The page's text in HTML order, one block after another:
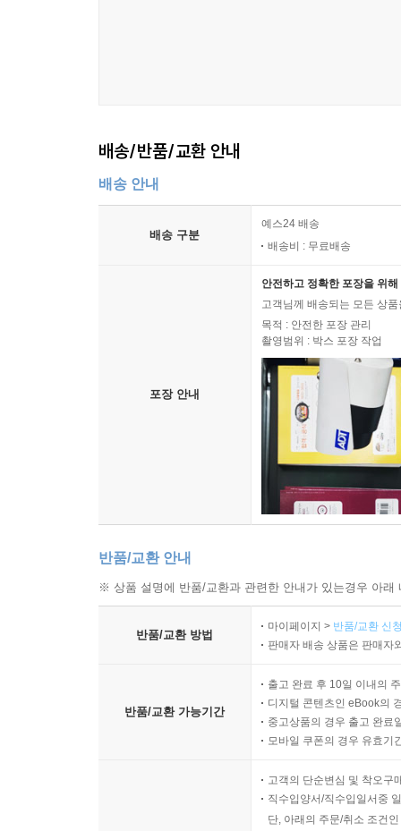
2. DSLR을 위한 특별한 후보정 테크닉
2.1 스탬프툴의 이용한 뽀사시한 피부 만들기
2.2 좀더 화사한 이미지를 원한다면?
2.3 노출이 부족한 or 과다한 사진의 보정
2.4 그라데이션 필터를 이용한 분위기 연출 I
2.5 그라데이션 필터를 이용한 분위기 연출 II
2.6 간단하게 아웃포커싱 효과를 내는 방법
2.7 인물을 날씬하게 만들어 보자.
배송/반품/교환 안내
배송 안내
배송 구분
예스24 배송
배송비 : 무료배송
포장 안내
안전하고 정확한 포장을 위
고객님께 배송되는 모든 상
목적 : 안전한 포장 관리
촬영범위 : 박스 포장 작업
반품/교환 안내
※ 상품 설명에 반품/교환과 관련한 안내가 있는경우 아
반품/교환 방법
마이페이지 > 반품/교환 신
판매자 배송 상품은 판매자
반품/교환 가능기간
출고 완료 후 10일 이내의
디지털 콘텐츠인 eBook의
중고상품의 경우 출고 완료
모바일 쿠폰의 경우 유효기
고객의 단순변심 및 착오구
직수입양서/직수입일서중
단, 아래의 주문/취소 조건